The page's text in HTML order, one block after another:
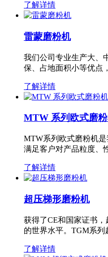
了解详情
雷蒙磨粉机
我们公司专业生产大、
保、占地面积小等优点
了解详情
MTW 系列欧式磨
MTW系列欧式磨粉机
满足客户对产品粒度、
了解详情
超压梯形磨粉机
获得了CE和国家证书
的世界水平。TGM系
了解详情